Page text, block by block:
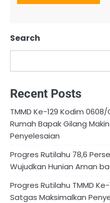
Search
Recent Posts
TMMD Ke-129 Kodim
Rumah Bapak Gilang
Penyelesaian
Progres Rutilahu 78,6
Wujudkan Hunian Aman
Progres Rutilahu TMMD
Satgas Maksimalkan